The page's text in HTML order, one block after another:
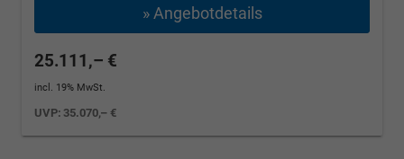
» Angebotdetails
25.111,– €
incl. 19% MwSt.
UVP: 35.070,– €